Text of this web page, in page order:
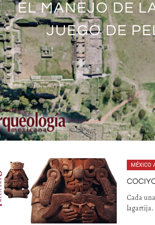
EL MANEJO DE
JUEGO DE
EL DIOS DE LA
ALFARERÍA
“EL
OAXACA:
ORIGEN Y
MÉXICO
Cada
lagartija.